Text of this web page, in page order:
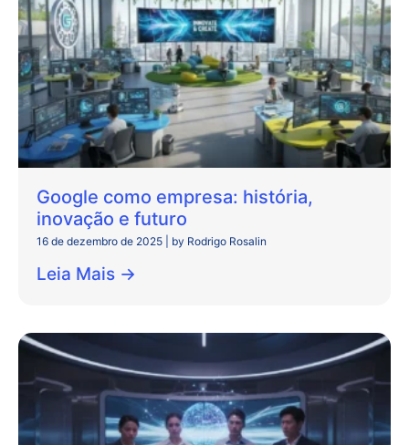
Google como empresa: história,
inovação e futuro
16 de dezembro de 2025 by Rodrigo Rosalin
Leia Mais →